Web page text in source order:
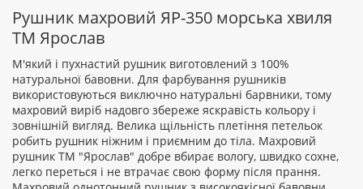
Рушник махровий ЯР-350 морська хвиля
ТМ Ярослав
М'який і пухнастий рушник виготовлений з 100%
натуральної бавовни. Для фарбування рушників
використовуються виключно натуральні барвники, тому
махровий виріб надовго збереже яскравість кольору і
зовнішній вигляд. Велика щільність плетіння петельок
робить рушник ніжним і приємним до тіла. Махровий
рушник ТМ "Ярослав" добре вбирає вологу, швидко сохне,
легко переться і не втрачає свою форму після прання.
Рейтинг:
ПРОДОВЖИТИ